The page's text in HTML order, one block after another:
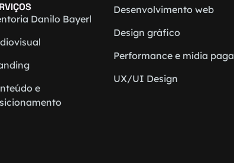
Danilo Bayerl
e
Desenvolvimento web
Design gráfico
Performance e mídia paga
UX/UI Design